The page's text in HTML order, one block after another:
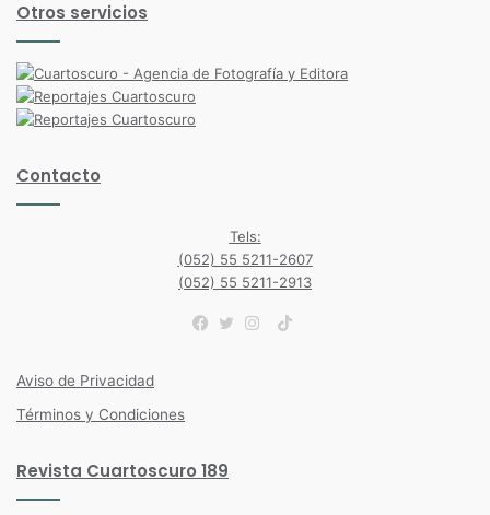
Otros servicios
Contacto
Tels:
(052) 55 5211-2607
(052) 55 5211-2913
TikTok
Aviso de Privacidad
Términos y Condiciones
Revista Cuartoscuro 189